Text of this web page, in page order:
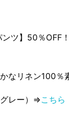
ツ】50％OFF！
なリネン100％
レー）⇒こちら